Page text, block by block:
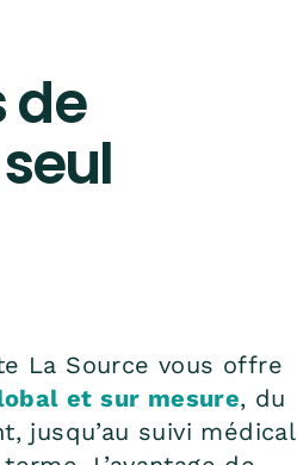
de
La Source vous offre
et sur mesure, du
jusqu’au suivi médical